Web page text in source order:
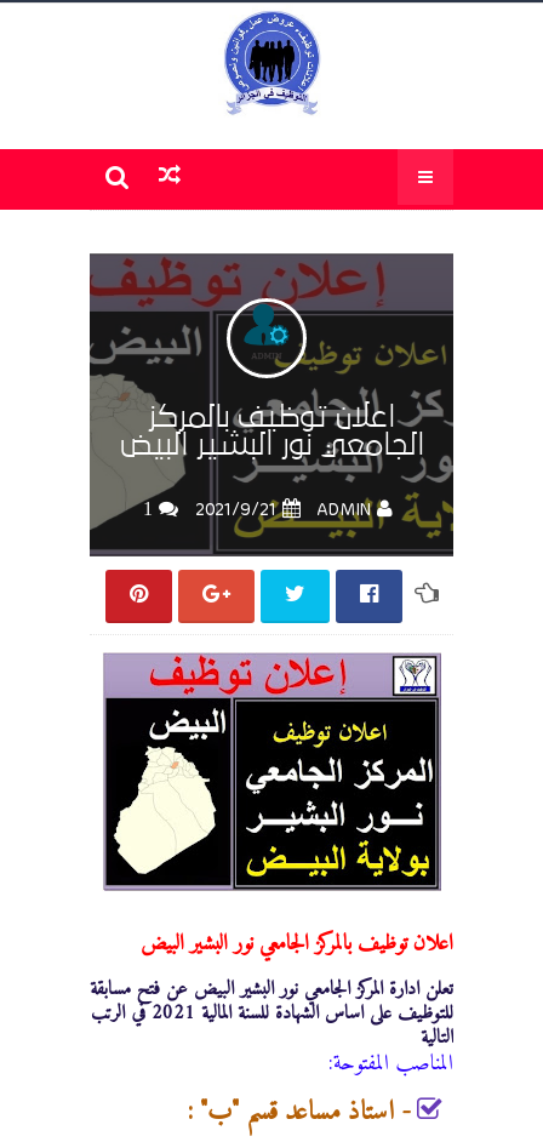
اعلان توظيف بالمركز
الجامعي نور البشير البيض
ADMIN
21‏/9‏/2021
1
اعلان توظيف بالمركز الجامعي نور البشير البيض
تعلن ادارة المركز الجامعي نور البشير البيض عن فتح مسابقة
للتوظيف على اساس الشهادة للسنة المالية 2021 في الرتب
التالية
المناصب المفتوحة:
- استاذ مساعد قسم "ب" :